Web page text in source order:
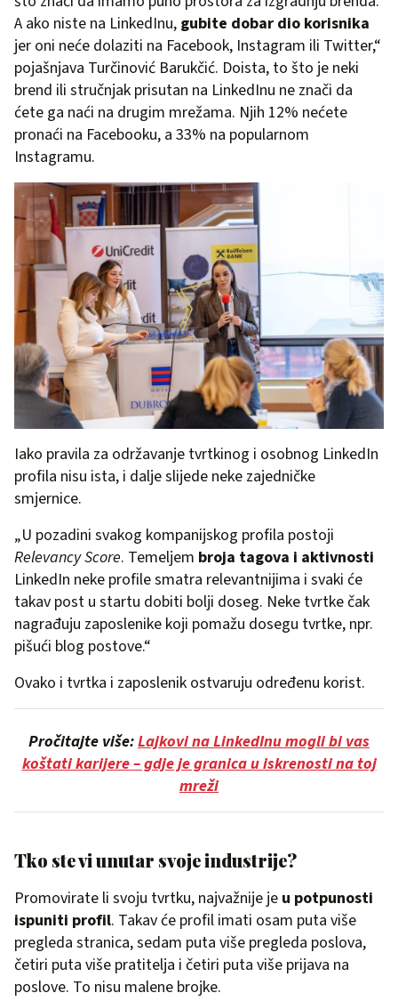
A ako niste na LinkedInu, gubite dobar dio korisnika
jer oni neće dolaziti na Facebook, Instagram ili Twitter,“
pojašnjava Turčinović Barukčić. Doista, to što je neki
brend ili stručnjak prisutan na LinkedInu ne znači da
ćete ga naći na drugim mrežama. Njih 12% nećete
pronaći na Facebooku, a 33% na popularnom
Instagramu.
Iako pravila za održavanje tvrtkinog i osobnog LinkedIn
profila nisu ista, i dalje slijede neke zajedničke
smjernice.
„U pozadini svakog kompanijskog profila postoji
Relevancy Score. Temeljem broja tagova i aktivnosti
LinkedIn neke profile smatra relevantnijima i svaki će
takav post u startu dobiti bolji doseg. Neke tvrtke čak
nagrađuju zaposlenike koji pomažu dosegu tvrtke, npr.
pišući blog postove.“
Ovako i tvrtka i zaposlenik ostvaruju određenu korist.
Pročitajte više:Lajkovi na LinkedInu mogli bi vas
koštati karijere– gdje je granica u iskrenosti na toj
mreži
Tko ste vi unutar svoje industrije?
Promovirate li svoju tvrtku, najvažnije je u potpunosti
ispuniti profil. Takav će profil imati osam puta više
pregleda stranica, sedam puta više pregleda poslova,
četiri puta više pratitelja i četiri puta više prijava na
poslove. To nisu malene brojke.